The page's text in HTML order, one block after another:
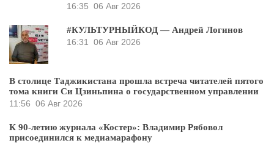
16:35 06 Авг 2026
#КУЛЬТУРНЫЙКОД — Андрей Логинов
16:31
06 Авг 2026
В столице Таджикистана прошла встреча читателей пятого
тома книги Си Цзиньпина о государственном управлении
11:56 06 Авг 2026
К 90-летию журнала «Костер»: Владимир Рябовол
присоединился к медиамарафону